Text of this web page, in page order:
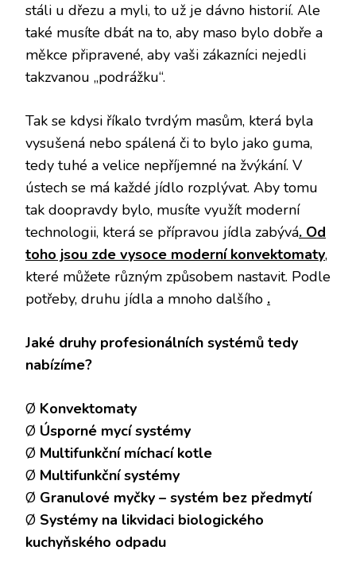
stáli u dřezu a myli, to už je dávno historií. Ale
také musíte dbát na to, aby maso bylo dobře a
měkce připravené, aby vaši zákazníci nejedli
takzvanou „podrážku“.
Tak se kdysi říkalo tvrdým masům, která byla
vysušená nebo spálená či to bylo jako guma,
tedy tuhé a velice nepříjemné na žvýkání. V
ústech se má každé jídlo rozplývat. Aby tomu
tak doopravdy bylo, musíte využít moderní
technologii, která se přípravou jídla zabývá. Od
toho jsou zde vysoce moderní konvektomaty,
které můžete různým způsobem nastavit. Podle
potřeby, druhu jídla a mnoho dalšího .
Jaké druhy profesionálních systémů tedy
nabízíme?
Ø Konvektomaty
Ø Úsporné mycí systémy
Ø Multifunkční míchací kotle
Ø Multifunkční systémy
Ø Granulové myčky – systém bez předmytí
Ø Systémy na likvidaci biologického
kuchyňského odpadu